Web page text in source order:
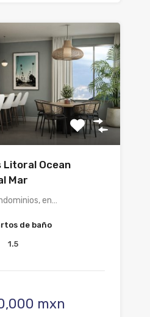
Ocean
Mar
en…
de baño
1.5
mxn